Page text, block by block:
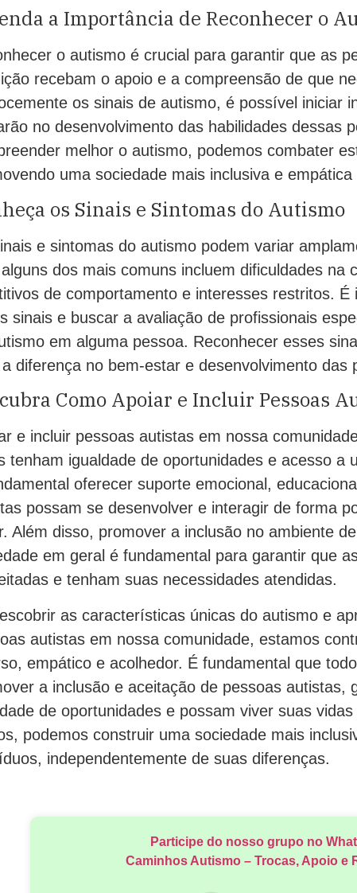
a Importância de Reconhecer o
o autismo é crucial para garantir que as
recebam o apoio e a compreensão de que
os sinais de autismo, é possível iniciar
no desenvolvimento das habilidades dessas
melhor o autismo, podemos combater
uma sociedade mais inclusiva e empática
os Sinais e Sintomas do Autismo
e sintomas do autismo podem variar
dos mais comuns incluem dificuldades na
de comportamento e interesses restritos.
sinais e buscar a avaliação de profissionais
em alguma pessoa. Reconhecer esses
diferença no bem-estar e desenvolvimento das
Como Apoiar e Incluir Pessoas
e incluir pessoas autistas em nossa
tenham igualdade de oportunidades e acesso a
oferecer suporte emocional,
possam se desenvolver e interagir de forma
Além disso, promover a inclusão no ambiente
em geral é fundamental para garantir que
e tenham suas necessidades atendidas.
as características únicas do autismo e
autistas em nossa comunidade, estamos
empático e acolhedor. É fundamental que
a inclusão e aceitação de pessoas autistas,
de oportunidades e possam viver suas
podemos construir uma sociedade mais
independentemente de suas diferenças.
Participe do nosso grupo no
Caminhos Autismo – Trocas, Apoio e